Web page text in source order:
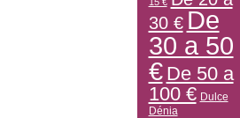
30 € De
30 a 50
€ De 50 a
100 € Dulce
Dénia